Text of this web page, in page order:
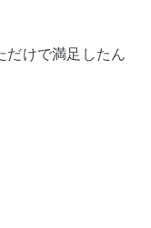
だけで満足したん